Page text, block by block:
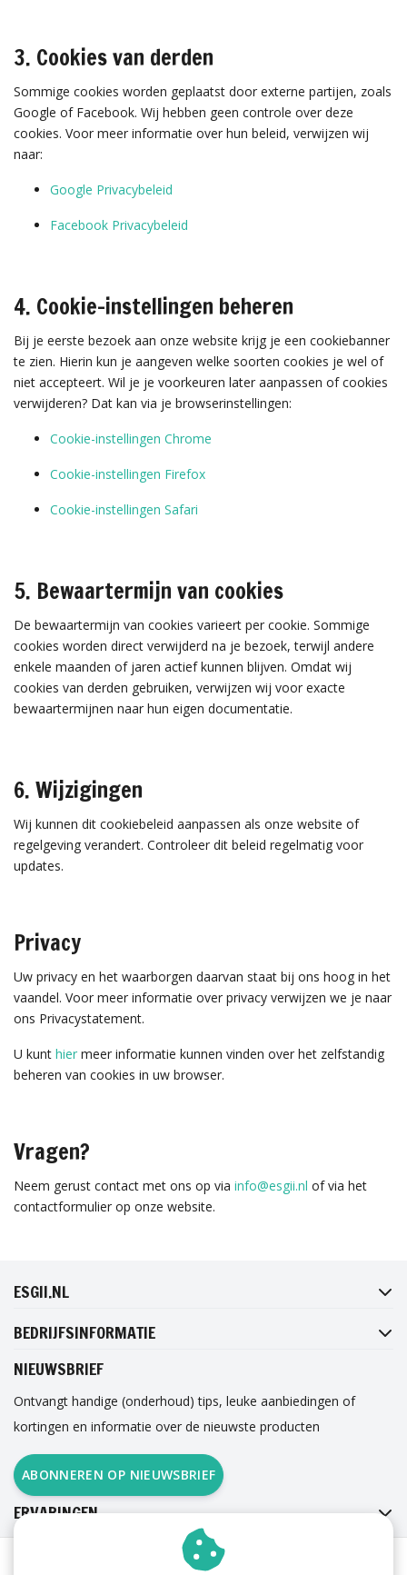
3. Cookies van derden
Sommige cookies worden geplaatst door externe partijen, zoals
Google of Facebook. Wij hebben geen controle over deze
cookies. Voor meer informatie over hun beleid, verwijzen wij
naar:
Google Privacybeleid
Facebook Privacybeleid
4. Cookie-instellingen beheren
Bij je eerste bezoek aan onze website krijg je een cookiebanner
te zien. Hierin kun je aangeven welke soorten cookies je wel of
niet accepteert. Wil je je voorkeuren later aanpassen of cookies
verwijderen? Dat kan via je browserinstellingen:
Cookie-instellingen Chrome
Cookie-instellingen Firefox
Cookie-instellingen Safari
5. Bewaartermijn van cookies
De bewaartermijn van cookies varieert per cookie. Sommige
cookies worden direct verwijderd na je bezoek, terwijl andere
enkele maanden of jaren actief kunnen blijven. Omdat wij
cookies van derden gebruiken, verwijzen wij voor exacte
bewaartermijnen naar hun eigen documentatie.
6. Wijzigingen
Wij kunnen dit cookiebeleid aanpassen als onze website of
regelgeving verandert. Controleer dit beleid regelmatig voor
updates.
Privacy
Uw privacy en het waarborgen daarvan staat bij ons hoog in het
vaandel. Voor meer informatie over privacy verwijzen we je naar
ons Privacystatement.
U kunt hier meer informatie kunnen vinden over het zelfstandig
beheren van cookies in uw browser.
Vragen?
Neem gerust contact met ons op via info@esgii.nl of via het
contactformulier op onze website.
ESGII.NL
BEDRIJFSINFORMATIE
NIEUWSBRIEF
Ontvangt handige (onderhoud) tips, leuke aanbiedingen of
kortingen en informatie over de nieuwste producten
ABONNEREN OP NIEUWSBRIEF
ERVARINGEN